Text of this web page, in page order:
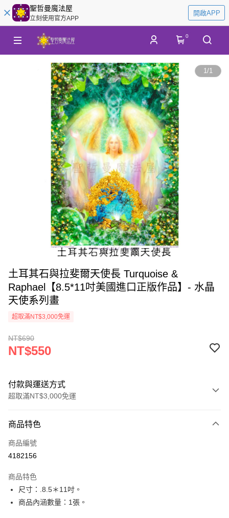
聖哲曼魔法屋
立刻使用官方APP
開啟APP
0
1/1
土耳其石與拉斐爾天使長 Turquoise &
Raphael【8.5*11吋美國進口正版作品】- 水晶
天使系列畫
超取滿NT$3,000免運
NT$690
NT$550
付款與運送方式
超取滿NT$3,000免運
信用卡一次付款
超商取貨付款
Apple Pay
街口支付
商品特色
商品編號
4182156
商品特色
尺寸：.8.5＊11吋。
商品內涵數量：1張。